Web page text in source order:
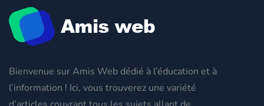
Bienvenue sur Amis Web dédié à l’éducation et à
l’information ! Ici, vous trouverez une variété